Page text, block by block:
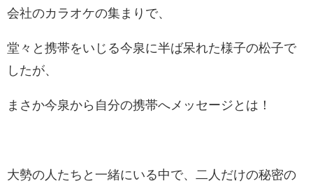
会社のカラオケの集まりで、
堂々と携帯をいじる今泉に半ば呆れた様子の松子で
したが、
まさか今泉から自分の携帯へメッセージとは！
大勢の人たちと一緒にいる中で、二人だけの秘密の